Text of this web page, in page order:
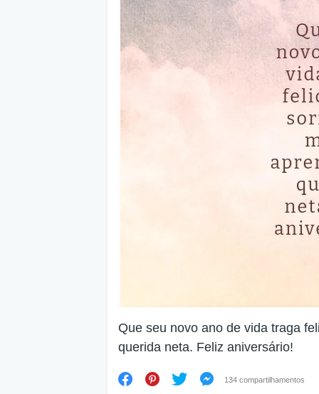
Que seu novo ano de vida traga
querida neta. Feliz aniversário!
134 compartilhamentos